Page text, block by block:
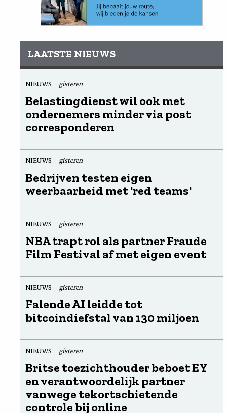
LAATSTE NIEUWS
NIEUWS gisteren
Belastingdienst wil ook met
ondernemers minder via post
corresponderen
NIEUWS gisteren
Bedrijven testen eigen
weerbaarheid met 'red teams'
NIEUWS gisteren
NBA trapt rol als partner Fraude
Film Festival af met eigen event
NIEUWS gisteren
Falende AI leidde tot
bitcoindiefstal van 130 miljoen
NIEUWS gisteren
Britse toezichthouder beboet EY
en verantwoordelijk partner
vanwege tekortschietende
controle bij online